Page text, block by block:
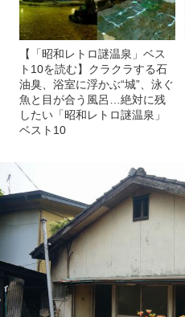
【「昭和レトロ謎温泉」ベス
ト10を読む】クラクラする石
油臭、浴室に浮かぶ“城”、泳ぐ
魚と目が合う風呂…絶対に残
したい「昭和レトロ謎温泉」
ベスト10